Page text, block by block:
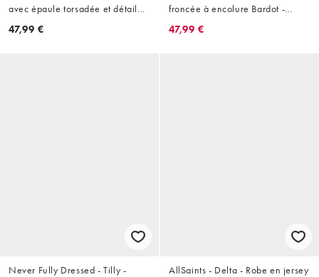
avec épaule torsadée et détail
noué au dos - Lie-de-vin
47,99 €
froncée à encolure Bardot -
Rouge
47,99 €
Never Fully Dressed - Tilly -
AllSaints - Delta - Robe en jersey